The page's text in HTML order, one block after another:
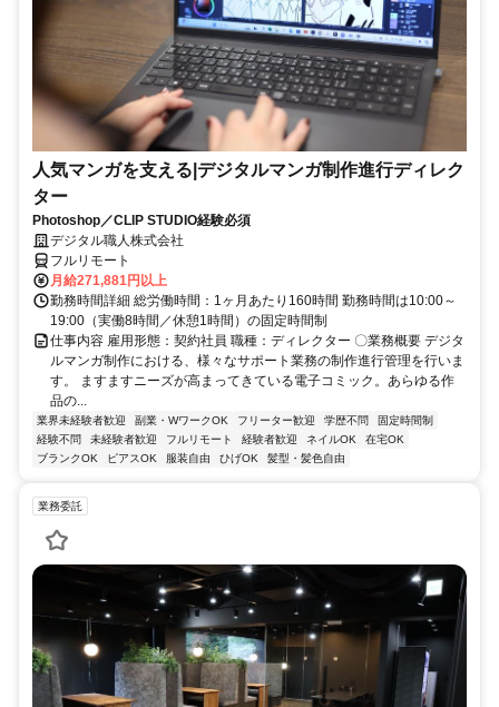
人気マンガを支える|デジタルマンガ制作進行ディレク
ター
Photoshop／CLIP STUDIO経験必須
デジタル職人株式会社
フルリモート
月給271,881円以上
勤務時間詳細 総労働時間：1ヶ月あたり160時間 勤務時間は10:00～
19:00（実働8時間／休憩1時間）の固定時間制
仕事内容 雇用形態：契約社員 職種：ディレクター 〇業務概要 デジタ
ルマンガ制作における、様々なサポート業務の制作進行管理を行いま
す。 ますますニーズが高まってきている電子コミック。あらゆる作
品の...
業界未経験者歓迎 副業・WワークOK フリーター歓迎 学歴不問
固定時間制
経験不問
未経験者歓迎 フルリモート 経験者歓迎 ネイルOK
在宅OK
ブランクOK
ピアスOK 服装自由 ひげOK 髪型・髪色自由
業務委託